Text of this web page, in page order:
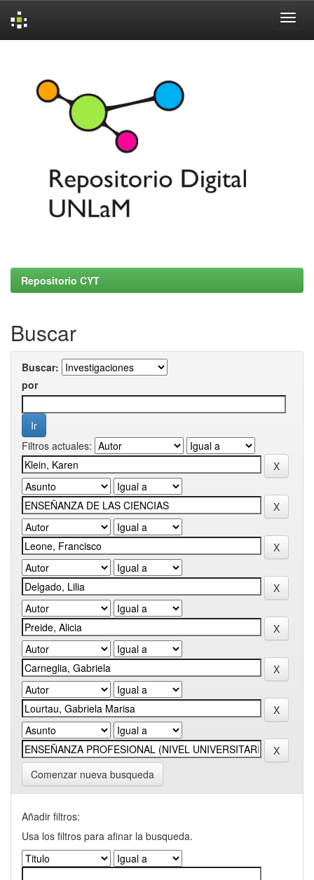
Repositorio CYT
Buscar
Buscar:
por
Filtros actuales:
Comenzar nueva busqueda
Añadir filtros:
Usa los filtros para afinar la busqueda.